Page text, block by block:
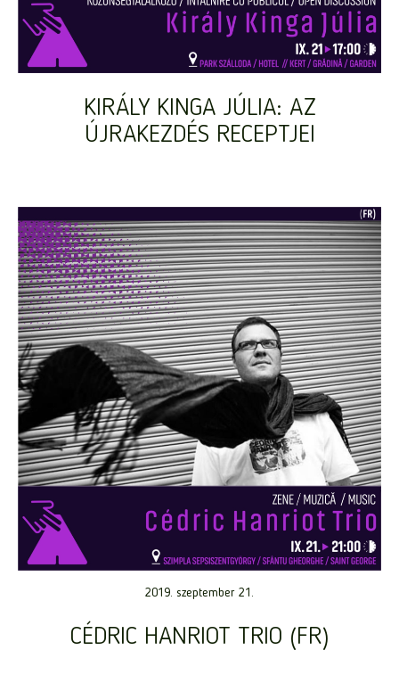
KIRÁLY KINGA JÚLIA: AZ
ÚJRAKEZDÉS RECEPTJEI
2019. szeptember 21.
CÉDRIC HANRIOT TRIO (FR)